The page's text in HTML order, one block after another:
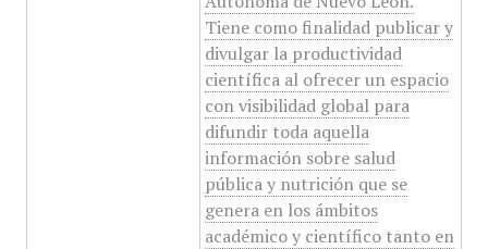
Tiene como finalidad publicar y
divulgar la productividad
científica al ofrecer un espacio
con visibilidad global para
difundir toda aquella
información sobre salud
pública y nutrición que se
genera en los ámbitos
académico y científico tanto en